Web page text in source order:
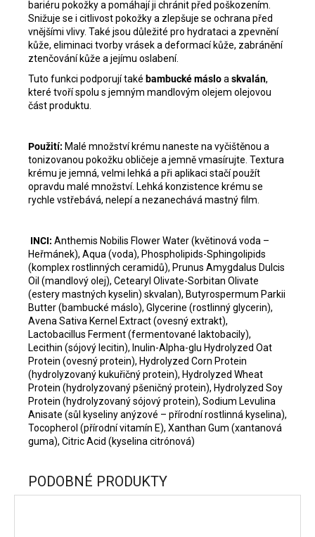
bariéru pokožky a pomáhají ji chránit před poškozením.
Snižuje se i citlivost pokožky a zlepšuje se ochrana před
vnějšími vlivy. Také jsou důležité pro hydrataci a zpevnění
kůže, eliminaci tvorby vrásek a deformací kůže, zabránění
ztenčování kůže a jejímu oslabení.
Tuto funkci podporují také bambucké másloaskvalán,
které tvoří spolu s jemným mandlovým olejem olejovou
část produktu.
Použití: Malé množství krému naneste na vyčištěnou a
tonizovanou pokožku obličeje a jemně vmasírujte. Textura
krému je jemná, velmi lehká a při aplikaci stačí použít
opravdu malé množství. Lehká konzistence krému se
rychle vstřebává, nelepí a nezanechává mastný film.
INCI: Anthemis Nobilis Flower Water (květinová voda –
Heřmánek), Aqua (voda), Phospholipids-Sphingolipids
(komplex rostlinných ceramidů), Prunus Amygdalus Dulcis
Oil (mandlový olej), Cetearyl Olivate-Sorbitan Olivate
(estery mastných kyselin) skvalan), Butyrospermum Parkii
Butter (bambucké máslo), Glycerine (rostlinný glycerin),
Avena Sativa Kernel Extract (ovesný extrakt),
Lactobacillus Ferment (fermentované laktobacily),
Lecithin (sójový lecitin), Inulin-Alpha-glu Hydrolyzed Oat
Protein (ovesný protein), Hydrolyzed Corn Protein
(hydrolyzovaný kukuřičný protein), Hydrolyzed Wheat
Protein (hydrolyzovaný pšeničný protein), Hydrolyzed Soy
Protein (hydrolyzovaný sójový protein), Sodium Levulina
Anisate (sůl kyseliny anýzové – přírodní rostlinná kyselina),
Tocopherol (přírodní vitamín E), Xanthan Gum (xantanová
guma), Citric Acid (kyselina citrónová)
PODOBNÉ PRODUKTY